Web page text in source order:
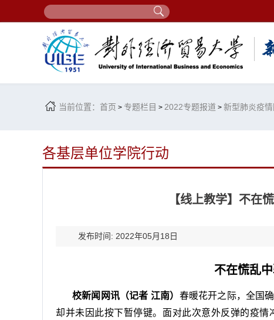
当前位置： 首页 > 专题栏目 > 2022专题报道 > 新型肺炎疫
各基层单位学院行动
【线上教学】不在
发布时间: 2022年05月18日
不在慌乱
校新闻网讯（记者 江南） 春暖花开之际，全国
却并未因此按下暂停键。面对此次意外反弹的疫